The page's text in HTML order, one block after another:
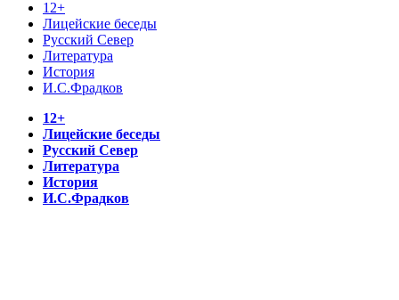
12+
Лицейские беседы
Русский Север
Литература
История
И.С.Фрадков
12+
Лицейские беседы
Русский Север
Литература
История
И.С.Фрадков